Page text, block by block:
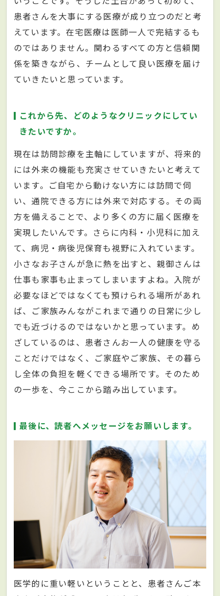
患者さんを大事にする医療が成り立つのだと考
えています。在宅医療は医師一人で完結するも
のではありません。関わるすべての方と信頼関
係を築きながら、チームとして良い医療を届け
ていきたいと思っています。
これから先、どのようなクリニックにしてい
きたいですか。
現在は訪問診療を主軸にしていますが、将来的
には外来の機能も充実させていきたいと考えて
います。ご自宅から動けない方には訪問で伺
い、通院できる方には外来で対応する。その両
方を備えることで、より多くの方に届く医療を
実現したいんです。さらに内科・小児科に加え
て、病児・病後児保育も視野に入れています。
小さなお子さんが急に熱を出すと、親御さんは
仕事も家事も止まってしまいますよね。入院が
必要なほどではなくても預けられる場所があれ
ば、ご家族みんながこれまで通りの日常に少し
でも近づけるのではないかと思っています。め
ざしているのは、患者さんお一人の健康を守る
ことだけではなく、ご家庭やご家族、その暮ら
し全体の負担を軽くできる場所です。そのため
の一歩を、今ここから踏み出しています。
最後に、読者へメッセージをお願いします。
医学的に重い軽いということと、患者さんご本